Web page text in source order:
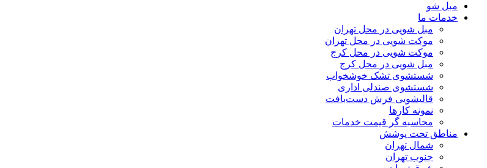
مبل شو
خدمات ما
مبل شویی در محل تهران
موکت شویی در محل تهران
موکت شویی در محل کرج
مبل شویی در محل کرج
شستشوی تشک خوشخواب
شستشوی صندلی اداری
قالیشویی فرش دست‌بافت
نمونه کارها
محاسبه گر قیمت خدمات
مناطق تحت پوشش
شمال تهران
جنوب تهران